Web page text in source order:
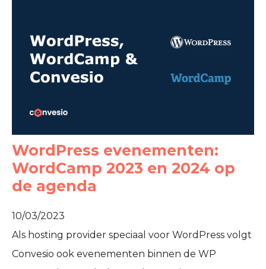
WordPress evenementen:
WordCamp 2023 en 2024 op
de agenda
10/03/2023
Als hosting provider speciaal voor WordPress volgt
Convesio ook evenementen binnen de WP